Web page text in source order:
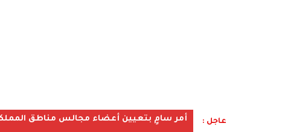
عاجل : أمر سامٍ بتعيين أعضاء مجالس مناطق المملكة في